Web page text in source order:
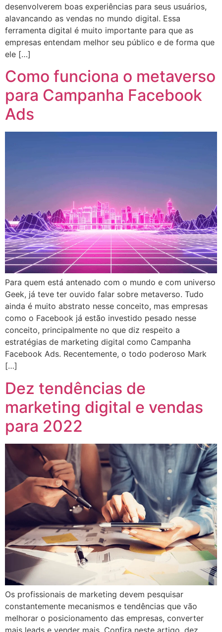
desenvolverem boas experiências para seus usuários,
alavancando as vendas no mundo digital. Essa
ferramenta digital é muito importante para que as
empresas entendam melhor seu público e de forma que
ele […]
Como funciona o metaverso
para Campanha Facebook
Ads
Para quem está antenado com o mundo e com universo
Geek, já teve ter ouvido falar sobre metaverso. Tudo
ainda é muito abstrato nesse conceito, mas empresas
como o Facebook já estão investido pesado nesse
conceito, principalmente no que diz respeito a
estratégias de marketing digital como Campanha
Facebook Ads. Recentemente, o todo poderoso Mark
[…]
Dez tendências de
marketing digital e vendas
para 2022
Os profissionais de marketing devem pesquisar
constantemente mecanismos e tendências que vão
melhorar o posicionamento das empresas, converter
mais leads e vender mais. Confira neste artigo, dez